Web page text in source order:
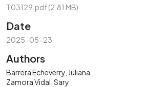
T03129.pdf(2.81 MB)
Date
2025-05-23
Authors
Barrera Echeverry, Juliana
Zamora Vidal, Sary